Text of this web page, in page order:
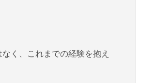
く、これまでの経験を抱え